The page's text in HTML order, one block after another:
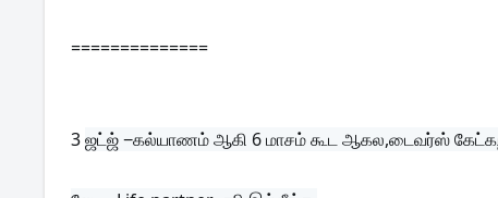
==============
3 ஜட்ஜ் −கல்யாணம் ஆகி 6 மாசம் கூட ஆகல,டைவர்ஸ்